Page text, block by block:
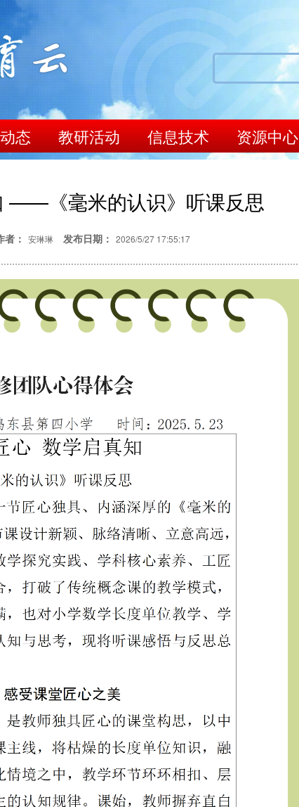
态 教研活动 信息技术 资源中心
——《毫米的认识》听课反思
者： 安琳琳 发布日期： 2026/5/27 17:55:17